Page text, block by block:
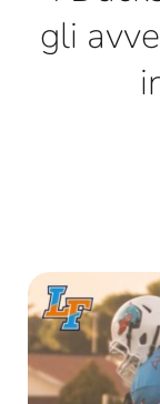
Dove trovarla
gli